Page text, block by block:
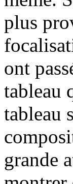
plus
ont
tableau
tableau
grande